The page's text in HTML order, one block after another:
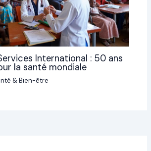
International : 50 ans
la santé mondiale
& Bien-être